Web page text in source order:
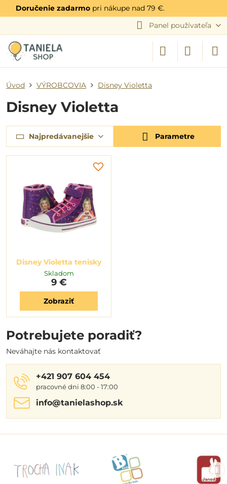
Doručenie zadarmo pri nákupe nad 79 €.
Panel používateľa
Úvod VÝROBCOVIA Disney Violetta
Disney Violetta
Najpredávanejšie Parametre
Disney Violetta tenisky
Skladom
9 €
Zobraziť
Potrebujete poradiť?
Neváhajte nás kontaktovať
+421 907 604 454
pracovné dni 8:00 - 17:00
info​@tanielashop​.sk